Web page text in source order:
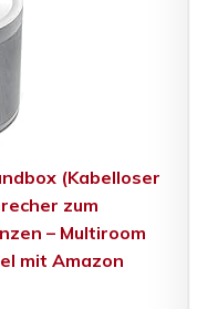
(Kabelloser
zum
– Multiroom
mit Amazon